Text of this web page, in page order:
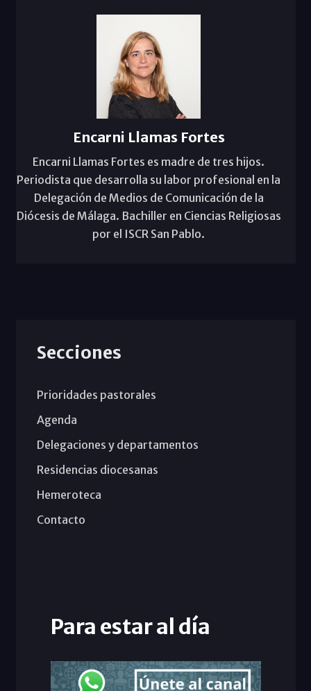
Encarni Llamas Fortes
Encarni Llamas Fortes es madre de tres hijos.
Periodista que desarrolla su labor profesional en la
Delegación de Medios de Comunicación de la
Diócesis de Málaga. Bachiller en Ciencias Religiosas
por el ISCR San Pablo.
Secciones
Prioridades pastorales
Agenda
Delegaciones y departamentos
Residencias diocesanas
Hemeroteca
Contacto
Para estar al día